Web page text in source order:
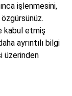
işlenmesini,
kabul etmiş
ayrıntılı bilgi
üzerinden